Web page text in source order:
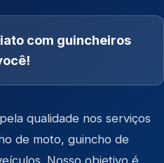
com guincheiros
qualidade nos serviços
de moto, guincho de
. Nosso objetivo é